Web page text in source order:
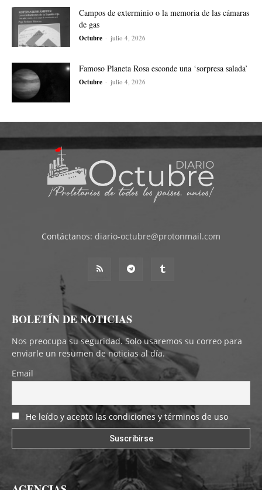
Campos de exterminio o la memoria de las cámaras
de gas
Octubre - julio 4, 2026
Famoso Planeta Rosa esconde una ‘sorpresa salada’
Octubre - julio 4, 2026
Contáctanos: diario-octubre@protonmail.com
BOLETÍN DE NOTICIAS
Nos preocupa su seguridad. Solo usaremos su correo para
enviarle un resumen de noticias al día.
Email
He leído y acepto las condiciones y términos de uso